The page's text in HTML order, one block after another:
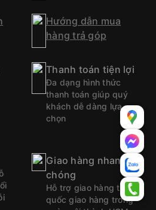
Hướng dẫn mua
hàng trả góp
Thanh toán tiện lợi
Đa dạng hình thức
thanh toán giúp quý
khách dễ dàng lựa
chọn
Giao hàng nhanh
chóng
Hỗ trợ giao hàng toàn
quốc giao hàng trong